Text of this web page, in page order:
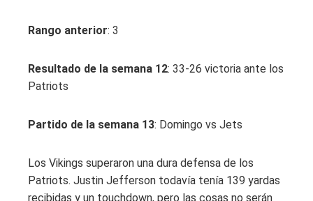
Rango anterior: 3
Resultado de la semana 12: 33-26 victoria ante los
Patriots
Partido de la semana 13: Domingo vs Jets
Los Vikings superaron una dura defensa de los
Patriots. Justin Jefferson todavía tenía 139 yardas
recibidas y un touchdown, pero las cosas no serán